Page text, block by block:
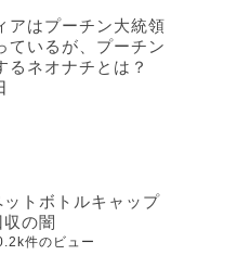
アはプーチン大統領
ているが、プーチン
るネオナチとは？
ットボトルキャップ
収の闇
件のビュー